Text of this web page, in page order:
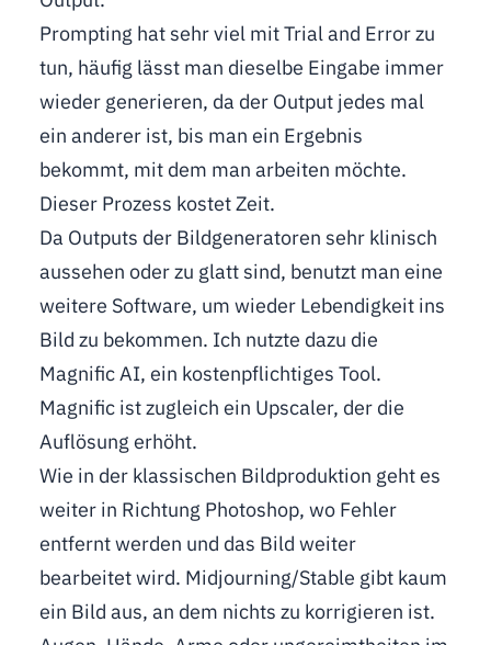
Prompting hat sehr viel mit Trial and Error zu
tun, häufig lässt man dieselbe Eingabe immer
wieder generieren, da der Output jedes mal
ein anderer ist, bis man ein Ergebnis
bekommt, mit dem man arbeiten möchte.
Dieser Prozess kostet Zeit.
Da Outputs der Bildgeneratoren sehr klinisch
aussehen oder zu glatt sind, benutzt man eine
weitere Software, um wieder Lebendigkeit ins
Bild zu bekommen. Ich nutzte dazu die
Magnific AI, ein kostenpflichtiges Tool.
Magnific ist zugleich ein Upscaler, der die
Auflösung erhöht.
Wie in der klassischen Bildproduktion geht es
weiter in Richtung Photoshop, wo Fehler
entfernt werden und das Bild weiter
bearbeitet wird. Midjourning/Stable gibt kaum
ein Bild aus, an dem nichts zu korrigieren ist.